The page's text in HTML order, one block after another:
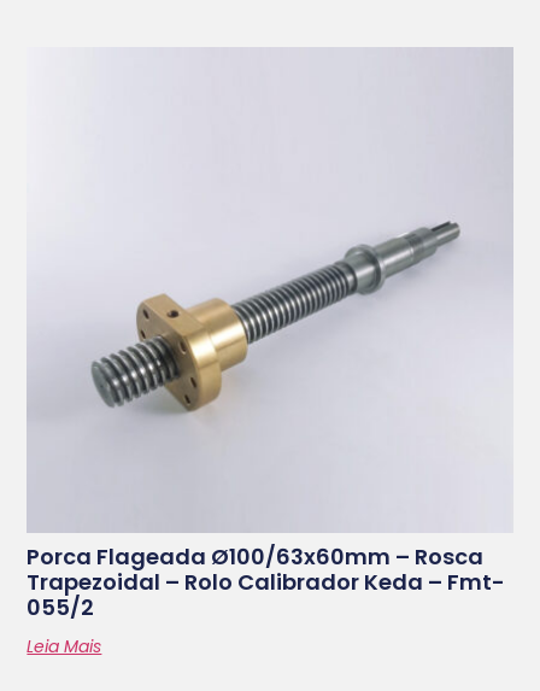
Porca Flageada Ø100/63x60mm – Rosca
Trapezoidal – Rolo Calibrador Keda – Fmt-
055/2
Leia Mais